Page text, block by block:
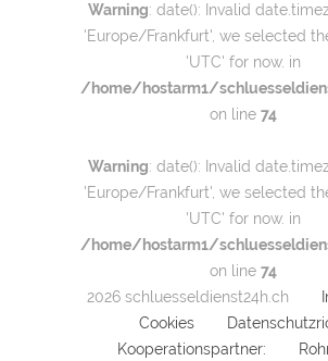
Warning: date(): Invalid
'Europe/Frankfurt', we selected
'UTC' for now. in
/home/hostarm1/
on line 74
Warning: date(): Invalid
'Europe/Frankfurt', we selected
'UTC' for now. in
/home/hostarm1/
on line 74
2026 schluesseldienst24h.ch
Cookies
Kooperationspartner: